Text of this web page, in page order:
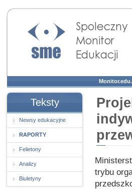
Społeczny Monitor
Edukacji
Teksty
Newsy edukacyjne
RAPORTY
Felietony
Analizy
Biuletyny
trybu